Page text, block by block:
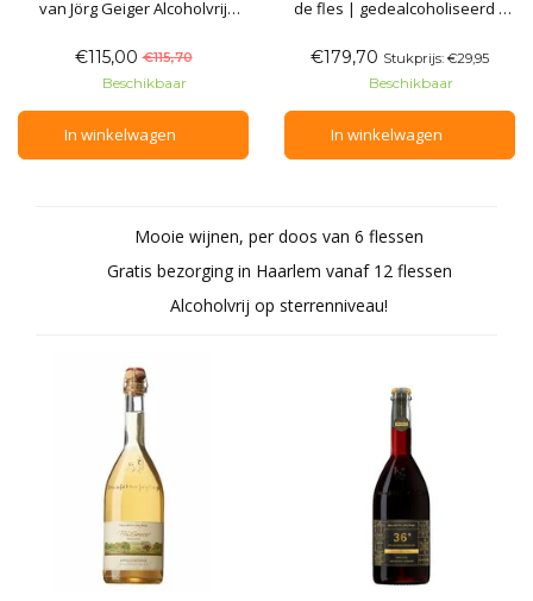
van Jörg Geiger Alcoholvrij
beoordeelde creaties door
gerenommeerde proevers! De
stille varianten kwamen als
beste uit alcoholvrijtest door
restaurantgids Gault&Millau. De
bubbel wordt door
€115,00 €115,70
Beschikbaar
In winkelwagen
de fles | gedealcoholiseerd |
specerijen | Alcohol 0,2% |
Restsuiker 4,9g/L. Fijne
complexe geur en smaak van
de champagne wijnpeer met
subtiele tanninetoetsen in de
afdronk. Drink hem solo als fr
€179,70 Stukprijs: €29,95
Beschikbaar
In winkelwagen
Mooie wijnen, per doos van 6 flessen
Gratis bezorging in Haarlem vanaf 12 flessen
Alcoholvrij op sterrenniveau!